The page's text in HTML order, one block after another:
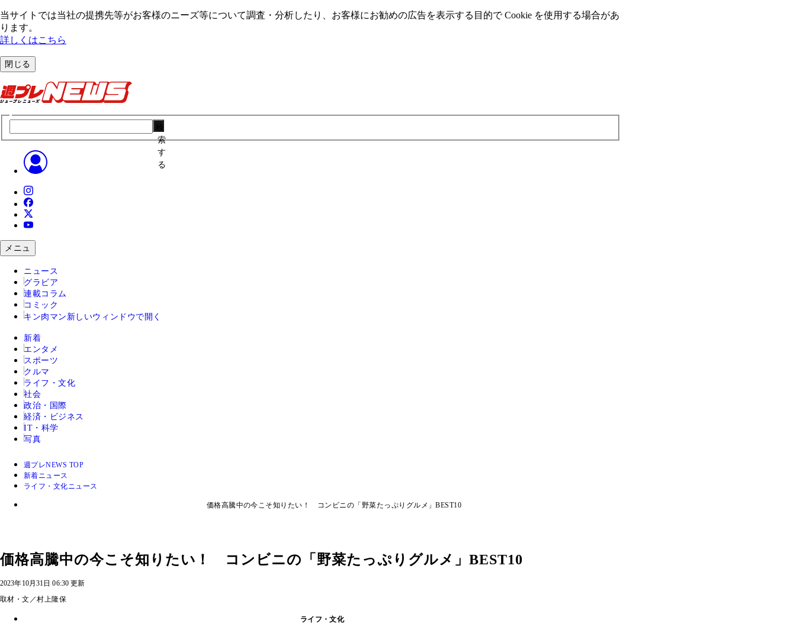
当サイトでは当社の提携先等がお客様のニーズ等について調査・分析したり、お客様にお勧めの広告を表⽰する⽬的で Cookie を使⽤する場合があ
ります。
詳しくはこちら
閉じる
索
す
る
メニュ
ニュース
グラビア
連載コラム
コミック
キン肉マン 新しいウィンドウで開く
新着
エンタメ
スポーツ
クルマ
ライフ・文化
社会
政治・国際
経済・ビジネス
IT・科学
写真
週プレNEWS TOP
新着ニュース
ライフ・文化ニュース
価格高騰中の今こそ知りたい！ コンビニの「野菜たっぷりグルメ」BEST10
価格高騰中の今こそ知りたい！ コンビニの「野菜たっぷりグルメ」BEST10
2023年10月31日 06:30 更新
取材・文／村上隆保
ライフ・文化